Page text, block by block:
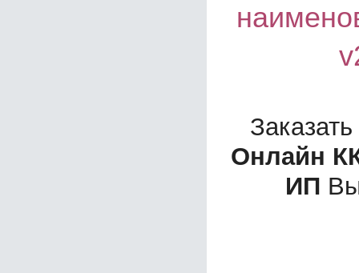
Онлайн
ИП